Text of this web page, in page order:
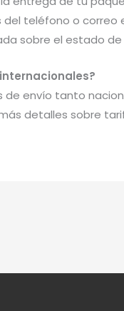
teléfono o correo
sobre el estado de
de envío tanto
detalles sobre